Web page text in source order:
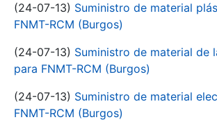
(24-07-13) Suministro de material
FNMT-RCM (Burgos)
(24-07-13) Suministro de material de
para FNMT-RCM (Burgos)
(24-07-13) Suministro de material
FNMT-RCM (Burgos)